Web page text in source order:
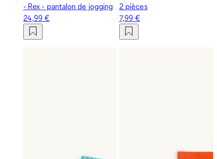
- Rex - pantalon de jogging
24,99 €
2 pièces
7,99 €